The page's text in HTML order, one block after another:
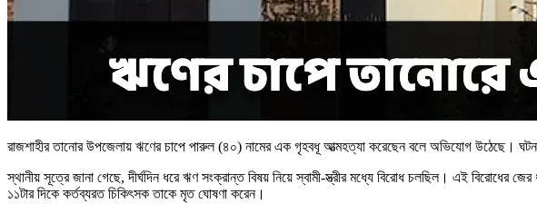
রাজশাহীর তানোর উপজেলায় ঋণের চাপে পারুল (৪০) নামের এক গৃহবধূ আত্মহত্যা করেছেন বলে অভিযোগ উঠেছে।
স্থানীয় সূত্রে জানা গেছে, দীর্ঘদিন ধরে ঋণ সংক্রান্ত বিষয় নিয়ে স্বামী-স্ত্রীর মধ্যে বিরোধ চলছিল। এই
১১টার দিকে কর্তব্যরত চিকিৎসক তাকে মৃত ঘোষণা করেন।